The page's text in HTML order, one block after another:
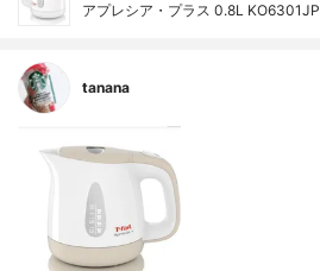
アプレシア・プラス 0.8L KO6301JP
tanana